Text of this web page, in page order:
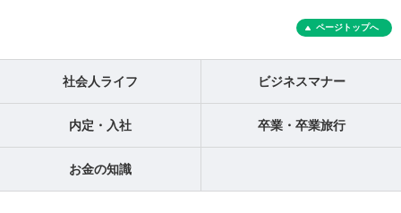
ページトップへ
社会人ライフ ビジネスマナー
内定・入社 卒業・卒業旅行
お金の知識